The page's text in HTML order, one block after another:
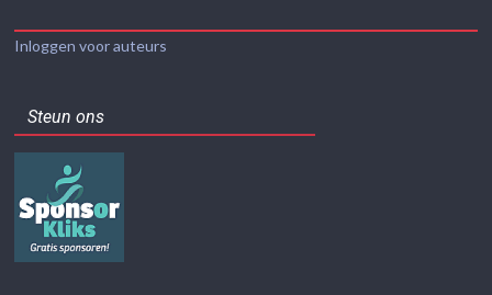
Inloggen voor auteurs
Steun ons